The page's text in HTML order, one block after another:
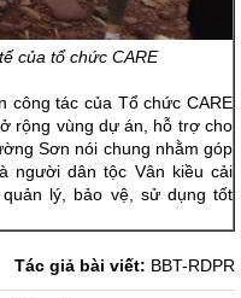
chức CARE
công tác của Tổ chức CARE
rộng vùng dự án, hỗ trợ cho
Sơn nói chung nhằm góp
người dân tộc Vân kiều cải
lý, bảo vệ, sử dụng tốt
Tác giả bài viết: BBT-RDPR